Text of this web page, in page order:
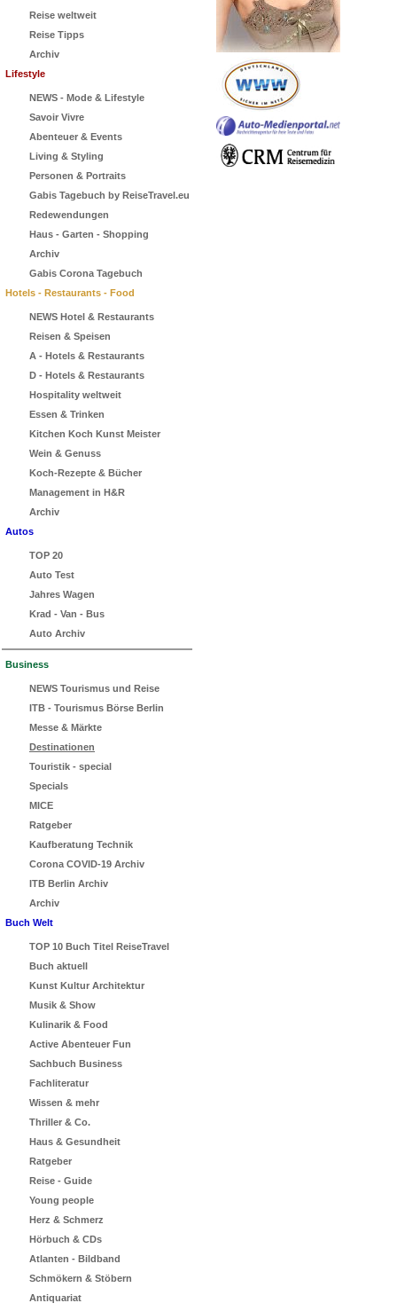
Reise weltweit
Reise Tipps
Archiv
Lifestyle
NEWS - Mode & Lifestyle
Savoir Vivre
Abenteuer & Events
Living & Styling
Personen & Portraits
Gabis Tagebuch by ReiseTravel.eu
Redewendungen
Haus - Garten - Shopping
Archiv
Gabis Corona Tagebuch
Hotels - Restaurants - Food
NEWS Hotel & Restaurants
Reisen & Speisen
A - Hotels & Restaurants
D - Hotels & Restaurants
Hospitality weltweit
Essen & Trinken
Kitchen Koch Kunst Meister
Wein & Genuss
Koch-Rezepte & Bücher
Management in H&R
Archiv
Autos
TOP 20
Auto Test
Jahres Wagen
Krad - Van - Bus
Auto Archiv
Business
NEWS Tourismus und Reise
ITB - Tourismus Börse Berlin
Messe & Märkte
Destinationen
Touristik - special
Specials
MICE
Ratgeber
Kaufberatung Technik
Corona COVID-19 Archiv
ITB Berlin Archiv
Archiv
Buch Welt
TOP 10 Buch Titel ReiseTravel
Buch aktuell
Kunst Kultur Architektur
Musik & Show
Kulinarik & Food
Active Abenteuer Fun
Sachbuch Business
Fachliteratur
Wissen & mehr
Thriller & Co.
Haus & Gesundheit
Ratgeber
Reise - Guide
Young people
Herz & Schmerz
Hörbuch & CDs
Atlanten - Bildband
Schmökern & Stöbern
Antiquariat